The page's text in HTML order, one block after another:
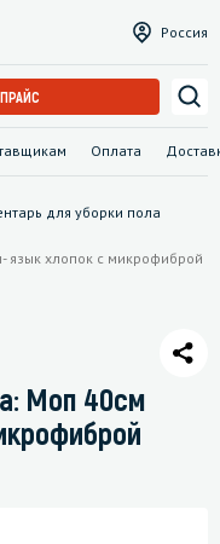
Оплата
Россия
для уборки пола
язык хлопок с микрофиброй
Моп 40см